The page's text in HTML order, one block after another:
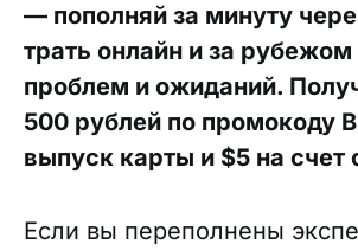
— пополняй за минуту
трать онлайн и за рубежом
проблем и ожиданий.
500 рублей по промокоду
выпуск карты и $5 на счет
Если вы переполнены